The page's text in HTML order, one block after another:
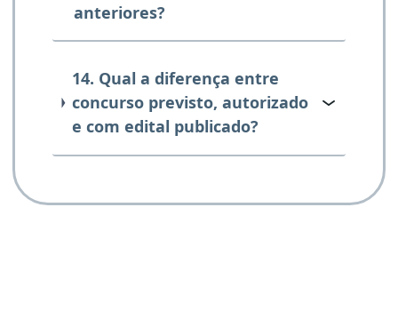
anteriores?
14. Qual a diferença entre
concurso previsto, autorizado
e com edital publicado?